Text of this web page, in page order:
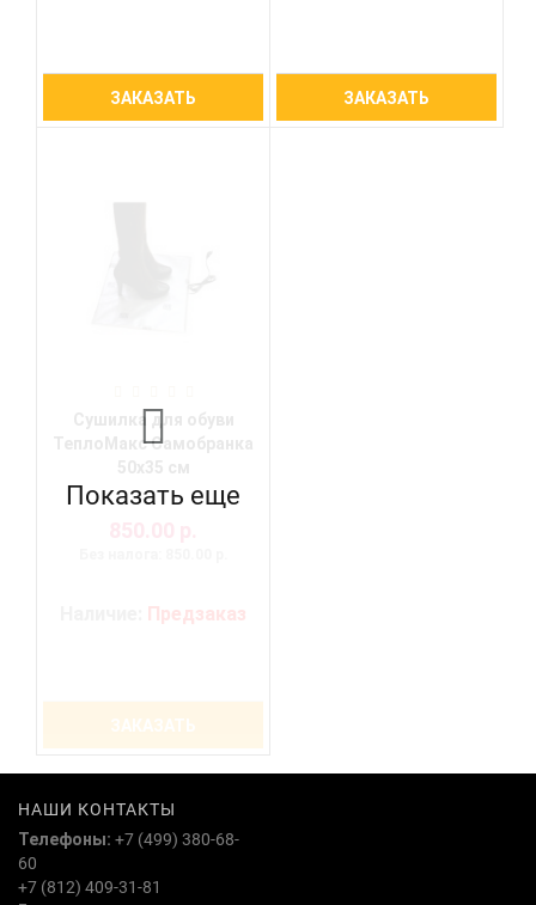
ЗАКАЗАТЬ ЗАКАЗАТЬ
ТеплоМакс Самобранка
Предзаказ
ЗАКАЗАТЬ
Показать еще
НАШИ КОНТАКТЫ
Телефоны: +7 (499) 380-68-
60
+7 (812) 409-31-81